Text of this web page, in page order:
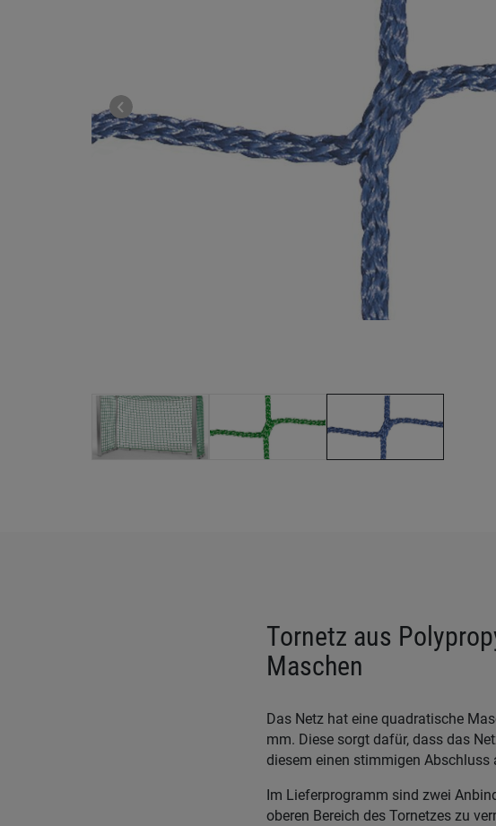
Tornetz aus
Maschen
Das Netz hat eine quadratische
mm. Diese sorgt dafür, dass das
diesem einen stimmigen Abschluss
Im Lieferprogramm sind zwei
oberen Bereich des Tornetzes zu